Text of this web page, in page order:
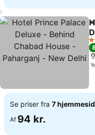
3
Se priser fra 7
Af 94 kr.